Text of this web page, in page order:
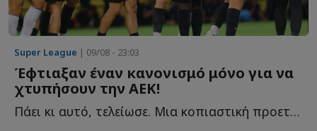
Super League | 09/08 - 23:03
Έφτιαξαν έναν κανονισμό μόνο για να
χτυπήσουν την ΑΕΚ!
Πάει κι αυτό, τελείωσε. Μια κοπιαστική προετοιμασία για τα ...